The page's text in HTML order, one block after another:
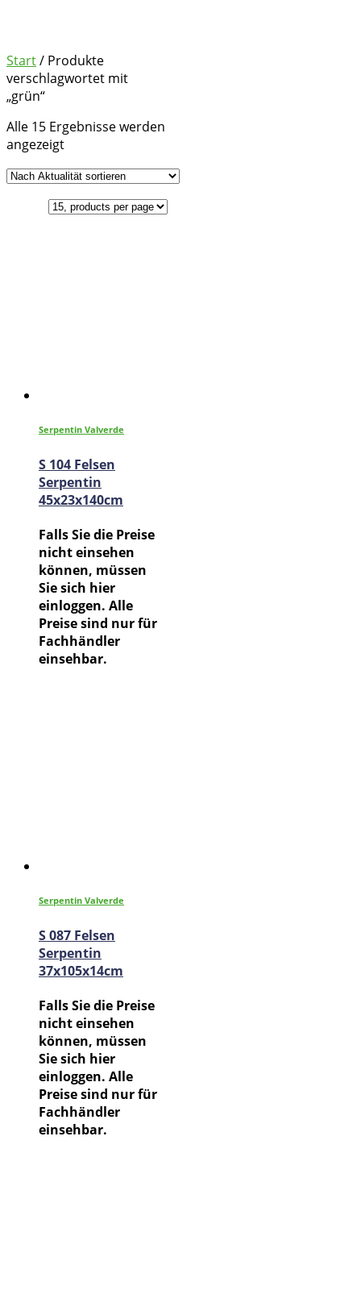
Start/ Produkte
verschlagwortet mit
„grün“
Alle 15 Ergebnisse werden
angezeigtNach
sortiert
Serpentin Valverde
S 104 Felsen
Serpentin
45x23x140cm
Falls Sie die Preise
nicht einsehen
können, müssen
Sie sich hier
einloggen. Alle
Preise sind nur für
Fachhändler
einsehbar.
Serpentin Valverde
S 087 Felsen
Serpentin
37x105x14cm
Falls Sie die Preise
nicht einsehen
können, müssen
Sie sich hier
einloggen. Alle
Preise sind nur für
Fachhändler
einsehbar.